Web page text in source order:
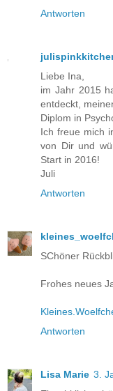
Antworten
Liebe Ina,
im Jahr 2015
entdeckt,
Diplom in
Ich freue mich
von Dir und
Start in 2016!
Juli
Antworten
SChöner
Frohes neues
Antworten
Lisa Marie 3.